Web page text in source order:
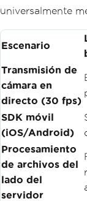
universalmente
Escenario
Transmisión de
cámara en
directo (30 fps)
SDK móvil
(iOS/Android)
Procesamiento
de archivos del
lado del
servidor